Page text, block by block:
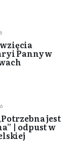
Panny w
jest
| odpust w